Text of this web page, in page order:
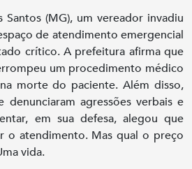
(MG), um vereador invadiu
de atendimento emergencial
crítico. A prefeitura afirma que
um procedimento médico
morte do paciente. Além disso,
denunciaram agressões verbais e
em sua defesa, alegou que
o atendimento. Mas qual o preço
vida.